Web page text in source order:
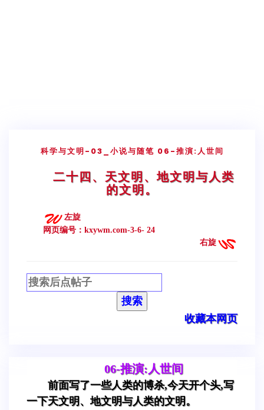
科学与文明-03_小说与随笔 06-推演:人世间
二十四、天文明、地文明与人类
的文明。
左旋
网页编号：kxywm.com-3-6- 24
右旋
搜索
收藏本网页
06-推演:人世间
前面写了一些人类的博杀,今天开个头,写
一下天文明、地文明与人类的文明。